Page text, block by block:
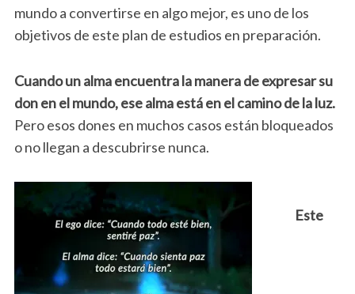
mundo a convertirse en algo mejor, es uno de los
objetivos de este plan de estudios en preparación.
Cuando un alma encuentra la manera de expresar su
don en el mundo, ese alma está en el camino de la luz.
Pero esos dones en muchos casos están bloqueados
o no llegan a descubrirse nunca.
Este